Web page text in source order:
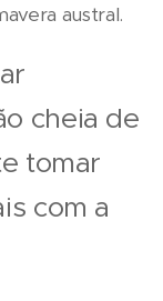
austral.
cheia de
tomar
com a